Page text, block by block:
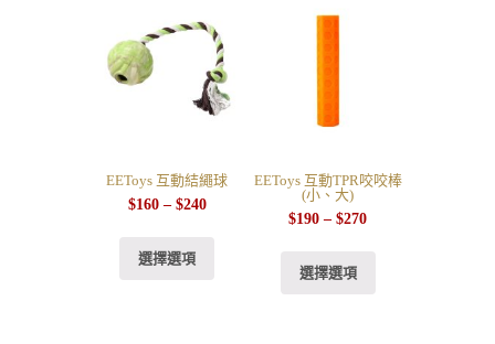
EEToys 互動結繩球
$160– $240
選擇選項
EEToys 互動TPR咬咬棒
(小、大)
$190 –$270
選擇選項